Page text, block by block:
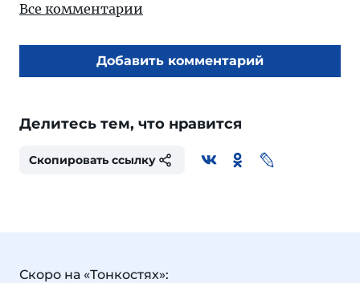
Все комментарии
Добавить комментарий
Делитесь тем, что нравится
Скопировать ссылку
Скоро на «Тонкостях»: